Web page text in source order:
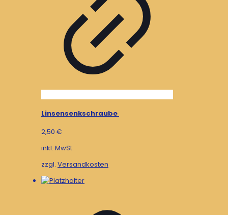
Linsensenkschraube
2,50 €
inkl. MwSt.
zzgl. Versandkosten